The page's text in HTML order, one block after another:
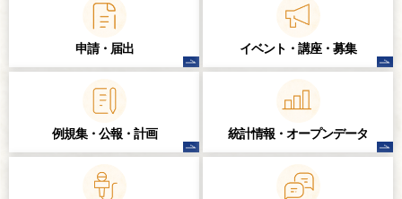
申請・届出 イベント・講座・ 募集
例規集・公報・計画 統計情報・ オープンデータ